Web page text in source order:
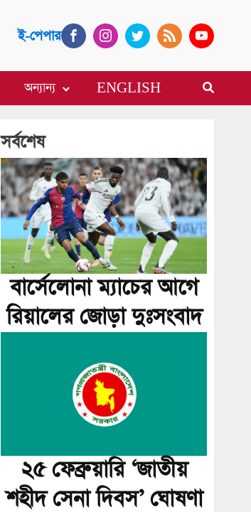
ই-পেপার
অন্যান্য ENGLISH
সর্বশেষ
বার্সেলোনা ম্যাচের আগে
রিয়ালের জোড়া দুঃসংবাদ
২৫ ফেব্রুয়ারি ‘জাতীয়
শহীদ সেনা দিবস’ ঘোষণা